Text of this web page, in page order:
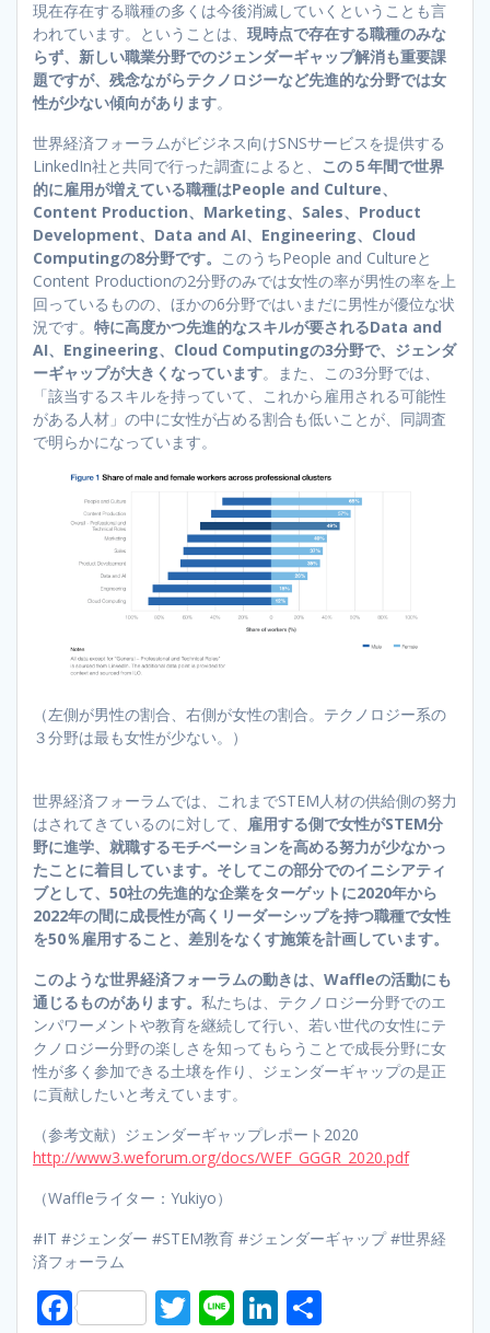
現在存在する職種の多くは今後消滅していくということも言
われています。ということは、 現時点で存在する職種のみな
らず、新しい職業分野でのジェンダーギャップ解消も重要課
題ですが、残念ながらテクノロジーなど先進的な分野では女
性が少ない傾向があります。
世界経済フォーラムがビジネス向けSNSサービスを提供する
LinkedIn社と共同で行った調査によると、 この５年間で世界
的に雇用が増えている職種はPeople and Culture、
Content Production、Marketing、Sales、Product
Development、Data and AI、Engineering、Cloud
Computingの8分野です。 このうちPeople and Cultureと
Content Productionの2分野のみでは女性の率が男性の率を上
回っているものの、ほかの6分野ではいまだに男性が優位な状
況です。 特に高度かつ先進的なスキルが要されるData and
AI、Engineering、Cloud Computingの3分野で、ジェンダ
ーギャップが大きくなっています。また、この3分野では、
「該当するスキルを持っていて、これから雇用される可能性
がある人材」の中に女性が占める割合も低いことが、同調査
で明らかになっています。
（左側が男性の割合、右側が女性の割合。テクノロジー系の
３分野は最も女性が少ない。）
世界経済フォーラムでは、これまでSTEM人材の供給側の努力
はされてきているのに対して、 雇用する側で女性がSTEM分
野に進学、就職するモチベーションを高める努力が少なかっ
たことに着目しています。そしてこの部分でのイニシアティ
ブとして、50社の先進的な企業をターゲットに2020年から
2022年の間に成長性が高くリーダーシップを持つ職種で女性
を50％雇用すること、差別をなくす施策を計画しています。
このような世界経済フォーラムの動きは、Waffleの活動にも
通じるものがあります。 私たちは、テクノロジー分野でのエ
ンパワーメントや教育を継続して行い、若い世代の女性にテ
クノロジー分野の楽しさを知ってもらうことで成長分野に女
性が多く参加できる土壌を作り、ジェンダーギャップの是正
に貢献したいと考えています。
（参考文献）ジェンダーギャップレポート2020
http://www3.weforum.org/docs/WEF_GGGR_2020.pdf
（Waffleライター：Yukiyo）
#IT #ジェンダー #STEM教育 #ジェンダーギャップ #世界経
済フォーラム
F T Li Li